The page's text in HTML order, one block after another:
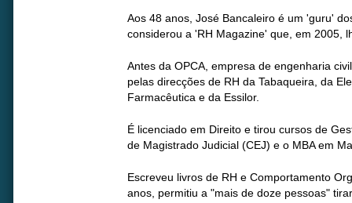
Aos 48 anos, José Bancaleiro é um 'guru'
considerou a 'RH Magazine' que, em 2005,
Antes da OPCA, empresa de engenharia
pelas direcções de RH da Tabaqueira, da
Farmacêutica e da Essilor.
É licenciado em Direito e tirou cursos de
de Magistrado Judicial (CEJ) e o MBA em
Escreveu livros de RH e Comportamento
anos, permitiu a "mais de doze pessoas"